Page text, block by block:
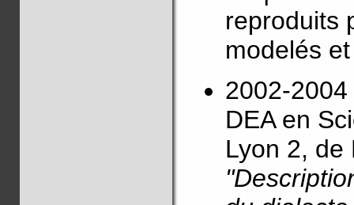
reproduits
modelés
2002-
DEA en
Lyon 2, de